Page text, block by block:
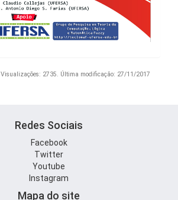
Visualizações: 2735. Última modificação: 27/11/2017
Redes Sociais
Facebook
Twitter
Youtube
Instagram
Mapa do site